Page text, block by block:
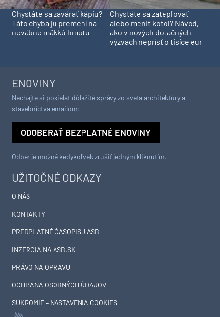
Chystáte sa zavárať kápiu?
Táto chyba ju premení na
nevábne mäkkú hmotu
Chystáte sa zatepľovať
alebo meniť kotol? Návod,
ako v nových dotačných
výzvach neprísť o tisíce eur
UŽITOČNÉ ODKAZY
O NÁS
KONTAKTY
PREDPLATNÉ ČASOPISU ASB
INZERCIA NA ASB.SK
PRÁVO NA OPRAVU
OCHRANA OSOBNÝCH ÚDAJOV
SÚKROMIE – NASTAVENIA COOKIES
ENOVINY
Nechajte si posielať dôležité správy zo sveta architektúry a
stavebníctva emailom:
ODOBERAŤ BEZPLATNÉ ENOVINY
Odber je možné kedykoľvek zrušiť jedným kliknutím.